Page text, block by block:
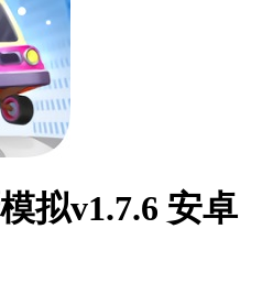
拟v1.7.6 安卓